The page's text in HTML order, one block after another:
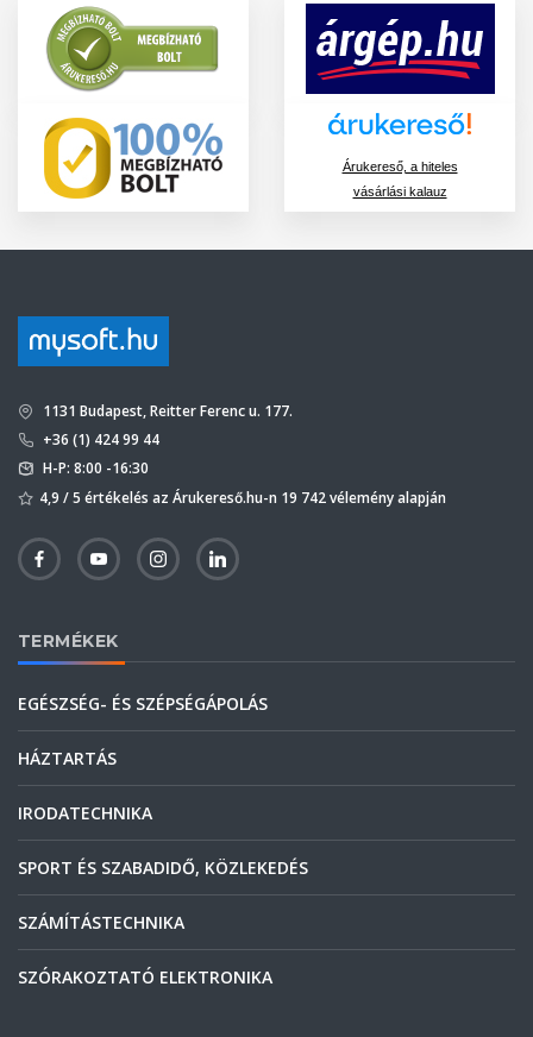
Árukereső, a hiteles
vásárlási kalauz
1131 Budapest, Reitter Ferenc u. 177.
+36 (1) 424 99 44
H-P: 8:00 -16:30
4,9 / 5 értékelés az Árukereső.hu-n 19 742 vélemény alapján
TERMÉKEK
EGÉSZSÉG- ÉS SZÉPSÉGÁPOLÁS
HÁZTARTÁS
IRODATECHNIKA
SPORT ÉS SZABADIDŐ, KÖZLEKEDÉS
SZÁMÍTÁSTECHNIKA
SZÓRAKOZTATÓ ELEKTRONIKA